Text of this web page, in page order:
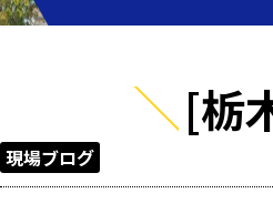
[栃
現場ブログ